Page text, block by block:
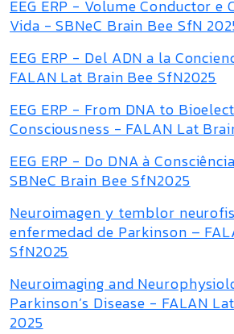
EEG ERP - Volume Conductor e
Vida - SBNeC Brain Bee SfN
EEG ERP - Del ADN a la
FALAN Lat Brain Bee SfN2025
EEG ERP - From DNA to
Consciousness - FALAN Lat
EEG ERP - Do DNA à
SBNeC Brain Bee SfN2025
Neuroimagen y temblor
enfermedad de Parkinson –
SfN2025
Neuroimaging and
Parkinson’s Disease - FALAN
2025